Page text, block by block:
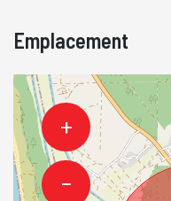
Emplacement
+
−